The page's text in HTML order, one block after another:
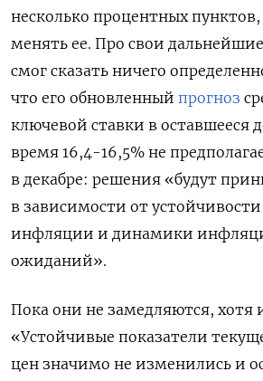
несколько процентных
менять ее. Про свои
смог сказать ничего
что его обновленный прогноз
ключевой ставки в оставшееся
время 16,4-16,5% не
в декабре: решения «будут
в зависимости от
инфляции и динамики
ожиданий».
Пока они не замедляются, хотя
«Устойчивые показатели
цен значимо не изменились и